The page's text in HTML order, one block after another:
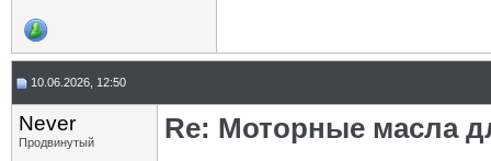
10.06.2026, 12:50
Never
Продвинутый
Re: Моторные масла